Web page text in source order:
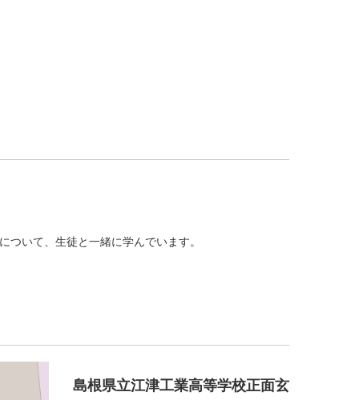
ついて、生徒と一緒に学んでいます。
島根県立江津工業高等学校正面玄